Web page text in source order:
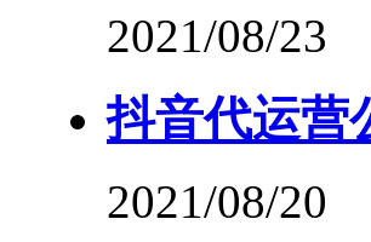
2021/08/23
抖音代运营
2021/08/20